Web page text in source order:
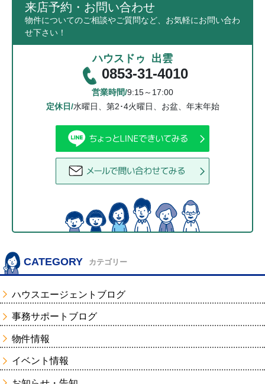
来店予約・お問い合わせ
物件についてのご相談やご質問など、お気軽にお問い合わ
せ下さい！
ハウスドゥ 出雲
0853-31-4010
営業時間/9:15～17:00
定休日/水曜日、第2･4火曜日、お盆、年末年始
CATEGORY カテゴリー
ハウスエージェントブログ
事務サポートブログ
物件情報
イベント情報